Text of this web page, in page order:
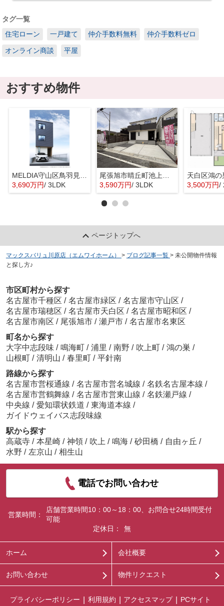
タグ一覧
住宅ローン
一戸建て 仲介手数料無料 仲介手数料ゼロ
オンライン商談 平屋
おすすめ物件
MELDIA守山区鳥羽見全１棟【仲介手数料無料 鳥羽見小】
3,690万円/ 3LDK
尾張旭市晴丘町池上全２棟【仲介手数料無料 本地原小 旭中】
3,590万円/ 3LDK
天白区鴻
3,500万円/
ページトップへ
マックスバリュ川原店（エムワイホーム） > ブログ記事一覧 > 未公開物件情報
と探し方♪
市区町村から探す
名古屋市千種区 / 名古屋市緑区 / 名古屋市守山区 /
名古屋市瑞穂区 / 名古屋市天白区 / 名古屋市昭和区 /
名古屋市南区 / 尾張旭市 / 瀬戸市 / 名古屋市名東区
町名から探す
大字中志段味 / 鳴海町 / 浦里 / 南野 / 吹上町 / 鴻の巣 /
山根町 / 清明山 / 春里町 / 平針南
路線から探す
名古屋市営桜通線 / 名古屋市営名城線 / 名鉄名古屋本線 /
名古屋市営鶴舞線 / 名古屋市営東山線 / 名鉄瀬戸線 /
中央線 / 愛知環状鉄道 / 東海道本線 /
ガイドウェイバス志段味線
駅から探す
高蔵寺 / 本星崎 / 神領 / 吹上 / 鳴海 / 砂田橋 / 自由ヶ丘 /
水野 / 左京山 / 相生山
電話でお問い合わせ
営業時間：
店舗営業時間10：00～18：00、お問合せ24時間受付
可能
定休日：
無
ホーム 会社概要
お問い合わせ 物件リクエスト
プライバシーポリシー 利用規約 アクセスマップ PCサイト